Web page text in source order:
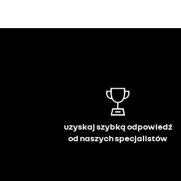
uzyskaj szybką odpowiedź
od naszych specjalistów